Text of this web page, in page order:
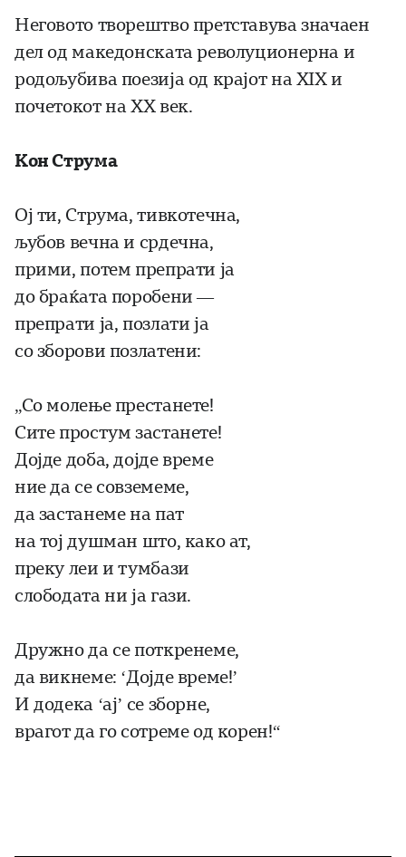
Неговото творештво претставува значаен
дел од македонската револуционерна и
родољубива поезија од крајот на XIX и
почетокот на XX век.
Кон Струма
Ој ти, Струма, тивкотечна,
љубов вечна и срдечна,
прими, потем препрати ја
до браќата поробени —
препрати ја, позлати ја
со зборови позлатени:
„Со молење престанете!
Сите простум застанете!
Дојде доба, дојде време
ние да се совземеме,
да застанеме на пат
на тој душман што, како ат,
преку леи и тумбази
слободата ни ја гази.
Дружно да се поткренеме,
да викнеме: ‘Дојде време!’
И додека ‘ај’ се зборне,
врагот да го сотреме од корен!“